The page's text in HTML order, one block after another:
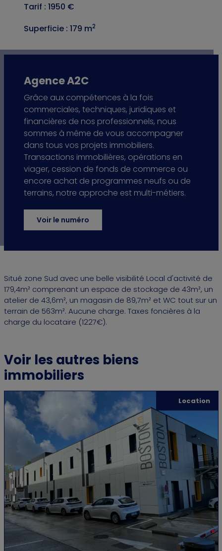
Tarif : 1950 €
Superficie : 179 m2
Agence A2C
Grâce aux compétences à la fois
commerciales, techniques, juridiques et
financières de nos professionnels, nous
sommes à même de vous accompagner
dans tous vos projets immobiliers.
Transactions immobilières, opérations en
viager, cession de fonds de commerce ou
encore achat de programmes neufs ou de
terrains, notre approche est multi-métiers.
Voir le numéro
Situé zone Sud avec une belle visibilité Local d'activité de
179,4m² comprenant un espace de stockage de 43m², un
atelier de 43,6m², un magasin de 89,7m² et WC tout sur un
terrain de 563m². Aucune charge. Taxes foncières à la
charge du locataire (1227€).
Voir les autres biens
immobiliers
Location